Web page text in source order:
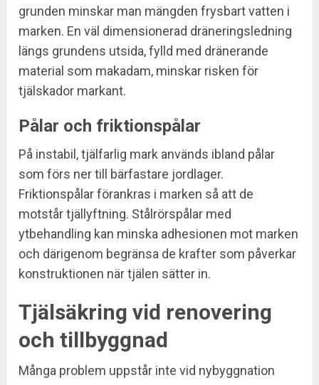
grunden minskar man mängden frysbart vatten i
marken. En väl dimensionerad dräneringsledning
längs grundens utsida, fylld med dränerande
material som makadam, minskar risken för
tjälskador markant.
Pålar och friktionspålar
På instabil, tjälfarlig mark används ibland pålar
som förs ner till bärfastare jordlager.
Friktionspålar förankras i marken så att de
motstår tjällyftning. Stålrörspålar med
ytbehandling kan minska adhesionen mot marken
och därigenom begränsa de krafter som påverkar
konstruktionen när tjälen sätter in.
Tjälsäkring vid renovering
och tillbyggnad
Många problem uppstår inte vid nybyggnation